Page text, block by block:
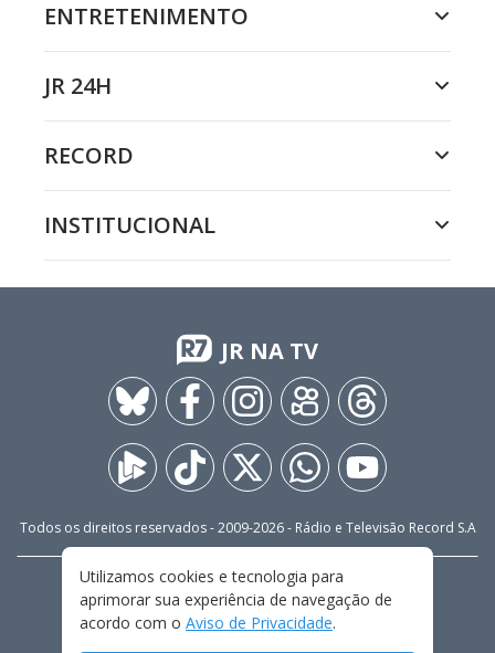
ENTRETENIMENTO
JR 24H
RECORD
INSTITUCIONAL
JR NA TV
Todos os direitos reservados - 2009-2026- Rádio e Televisão Record S.A
FALE CONOSCO
PRIVACIDADE
TERMOS E CONDIÇÕES DE USO
Utilizamos cookies e tecnologia para
aprimorar sua experiência de navegação de
acordo com o Aviso de Privacidade.